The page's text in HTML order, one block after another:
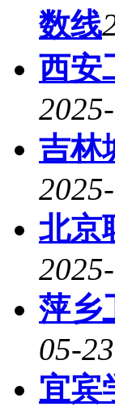
数线
西安
吉林
北京
萍乡
05-
宜宾